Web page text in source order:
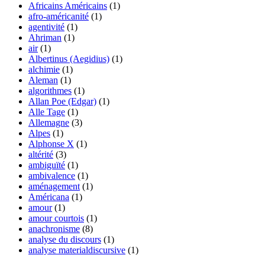
Africains Américains (1)
afro-américanité (1)
agentivité (1)
Ahriman (1)
air (1)
Albertinus (Aegidius) (1)
alchimie (1)
Aleman (1)
algorithmes (1)
Allan Poe (Edgar) (1)
Alle Tage (1)
Allemagne (3)
Alpes (1)
Alphonse X (1)
altérité (3)
ambiguïté (1)
ambivalence (1)
aménagement (1)
Américana (1)
amour (1)
amour courtois (1)
anachronisme (8)
analyse du discours (1)
analyse materialdiscursive (1)